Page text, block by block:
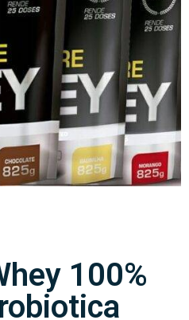
100%